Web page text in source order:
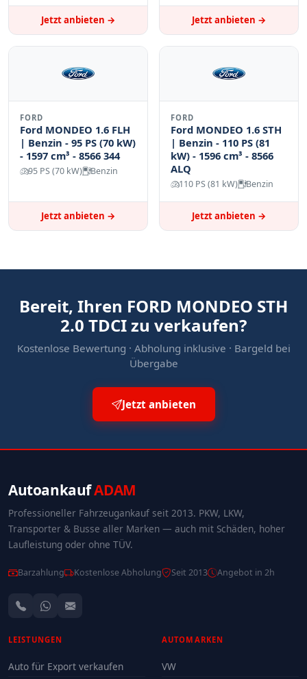
Mit freundlichen Grüßen
Autoankauf ADAM
Jetzt anbieten → Jetzt anbieten →
FORD
Ford MONDEO 1.6 FLH
| Benzin - 95 PS (70 kW)
- 1597 cm³ - 8566 344
95 PS (70 kW) Benzin
Jetzt anbieten →
FORD
Ford MONDEO 1.6 STH
| Benzin - 110 PS (81
kW) - 1596 cm³ - 8566
ALQ
110 PS (81 kW) Benzin
Jetzt anbieten →
Bereit, Ihren FORD MONDEO STH
2.0 TDCI zu verkaufen?
Kostenlose Bewertung · Abholung inklusive · Bargeld bei
Übergabe
Jetzt anbieten
AutoankaufADAM
Professioneller Fahrzeugankauf seit 2013. PKW, LKW,
Transporter & Busse aller Marken — auch mit Schäden, hoher
Laufleistung oder ohne TÜV.
Barzahlung Kostenlose Abholung Seit 2013 Angebot in 2h
LEISTUNGEN
Auto für Export verkaufen
AUTOMARKEN
VW